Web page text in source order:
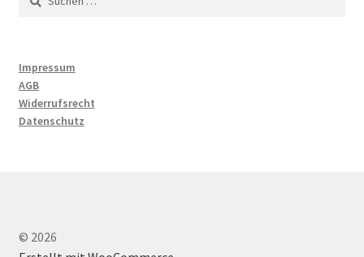
nach:
Impressum
AGB
Widerrufsrecht
Datenschutz
© 2026